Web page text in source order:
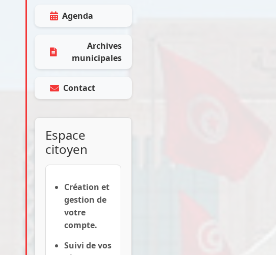
Agenda
Archives
municipales
Contact
Espace
citoyen
Création et
gestion de
votre
compte.
Suivi de vos